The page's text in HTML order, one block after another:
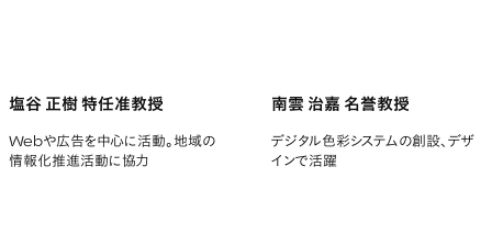
塩谷 正樹 特任准教授
Webや広告を中心に活動。地域の
情報化推進活動に協力
南雲 治嘉 名誉教授
デジタル色彩システムの創設、デザ
インで活躍